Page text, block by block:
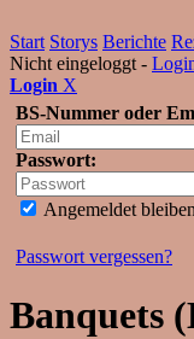
Start Storys Berichte
Nicht eingeloggt -
Login X
BS-Nummer oder
Passwort:
Angemeldet bleiben
Passwort vergessen?
Banquets